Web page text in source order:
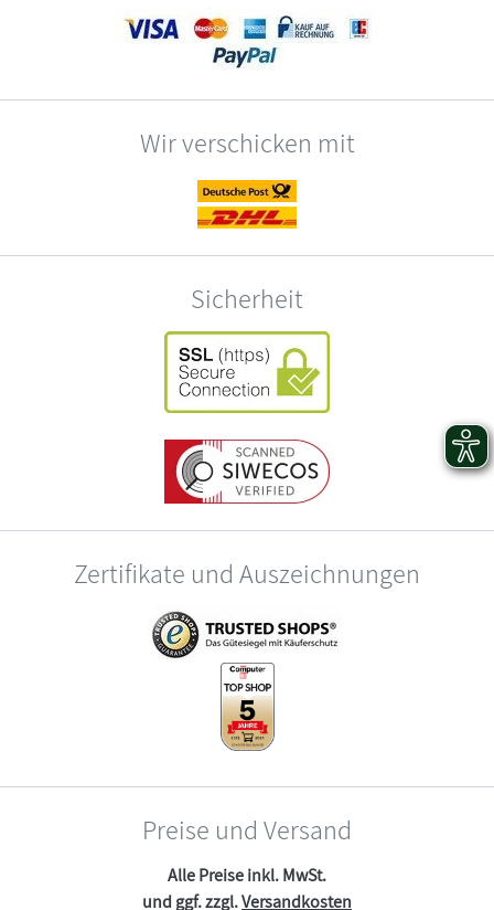
Wir verschicken mit
Sicherheit
Zertifikate und Auszeichnungen
Preise und Versand
Alle Preise inkl. MwSt.
und ggf. zzgl.Versandkosten